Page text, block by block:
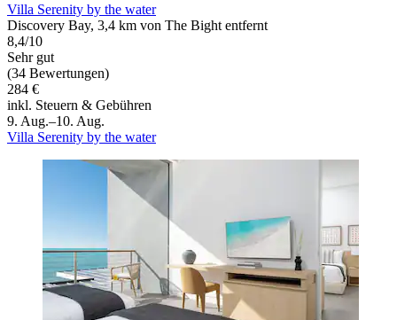
Villa Serenity by the water
Discovery Bay, 3,4 km von The Bight entfernt
8,4/10
Sehr gut
(34 Bewertungen)
284 €
inkl. Steuern & Gebühren
9. Aug.–10. Aug.
Villa Serenity by the water